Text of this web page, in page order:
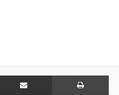
Share via Email Print